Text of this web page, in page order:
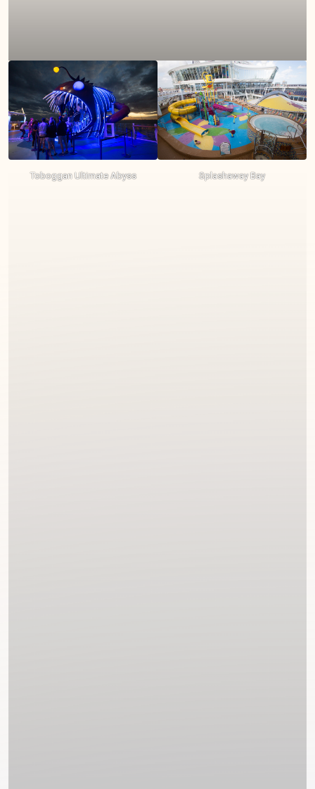
Toboggan Ultimate Abyss Splashaway Bay